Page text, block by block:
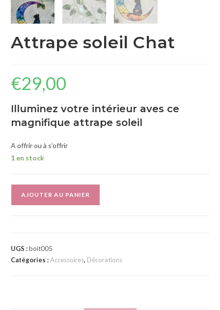
Attrape soleil Chat
€29,00
Illuminez votre intérieur aves ce
magnifique attrape soleil
A offrir ou à s’offrir
1 en stock
AJOUTER AU PANIER
a
UGS :boit005
Catégories :Accessoires, Décorations